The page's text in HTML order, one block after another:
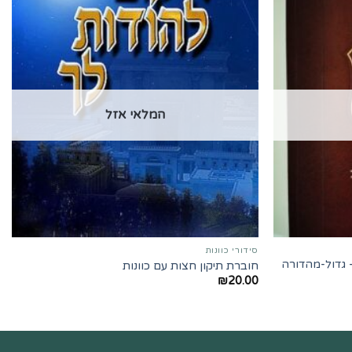
גדול-מהדורה
המלאי אזל
סידורי כוונות
חוברת תיקון חצות עם כוונות
₪20.00